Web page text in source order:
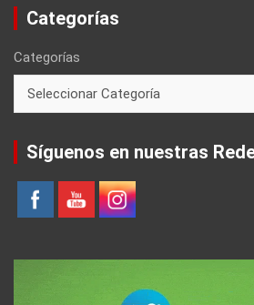
Categorías
Categorías
Síguenos en nuestras